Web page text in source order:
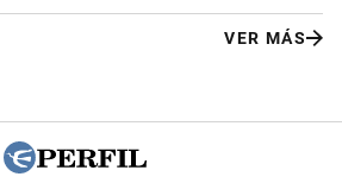
VER MÁS